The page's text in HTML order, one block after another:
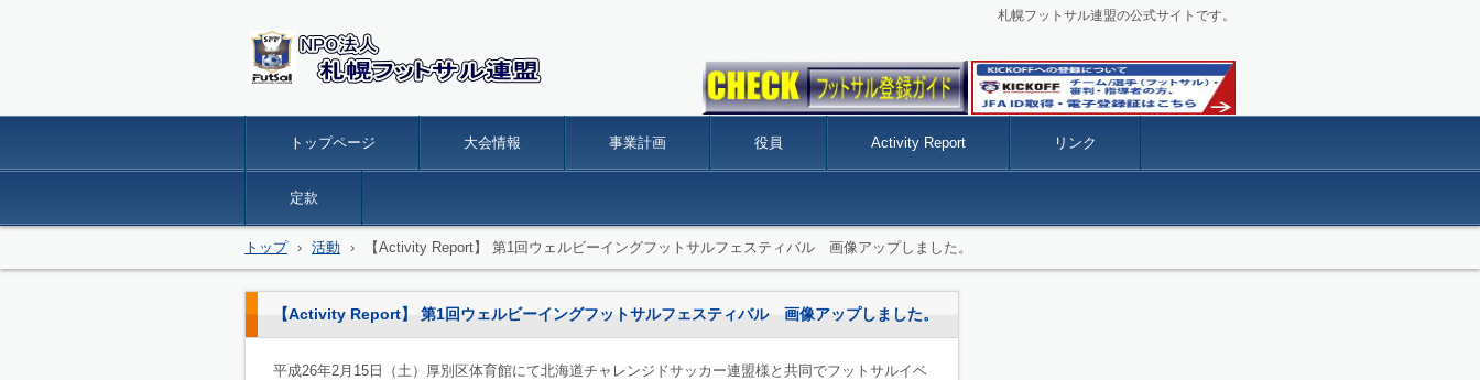
札幌フットサル連盟の公式サイトです。
トップページ 大会情報 事業計画 役員 Activity Report リンク
定款
トップ › 活動 › 【Activity Report】 第1回ウェルビーイングフットサルフェスティバル 画像アップしました。
【Activity Report】 第1回ウェルビーイングフットサルフェスティバル 画像アップしました。
平成26年2月15日（土）厚別区体育館にて北海道チャレンジドサッカー連盟様と共同でフットサルイベ